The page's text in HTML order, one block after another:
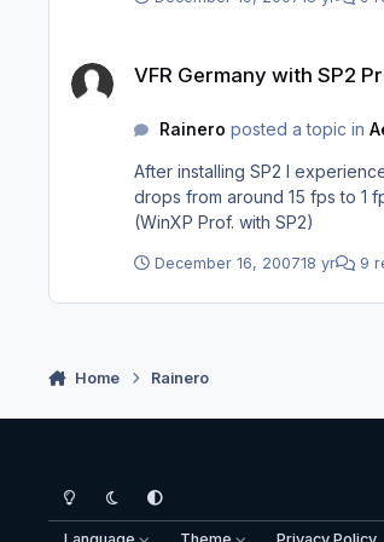
VFR Germany with SP2
Rainero posted a topic in
After installing SP2 I
drops from around 15 fps to 1 fps. The shot has been taken near EDLN flying towards river Rhein. Does anyone else has that problem? Before installing SP2 it
(WinXP Prof. with SP2)
December 16, 200718 yr 9
Home Rainero
Light ModeDark ModeSystem Preference